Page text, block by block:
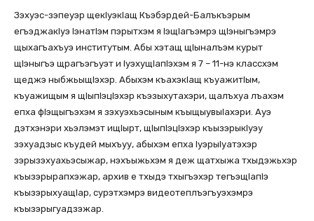
Зэхуэс-зэпеуэр щекIуэкIащ Къэбэрдей-Балъкъэрым
егъэджакIуэ IэнатIэм пэрытхэм я IэщIагъэмрэ щIэныгъэмрэ
щыхагъахъуэ институтым. Абы хэтащ щIыналъэм курыт
щIэныгъэ щрагъэгъуэт и IуэхущIапIэхэм я 7 – 11-нэ классхэм
щеджэ ныбжьыщIэхэр. Абыхэм къахэкIащ къуажитIым,
къуажищым я щIыпIэцIэхэр къэзыхутахэри, щалъхуа лъахэм
епха фIэщыгъэхэм я зэхуэхьэсыным къыщыувыIахэри. Ауэ
дэтхэнэри хьэлэмэт ищIырт, щIыпIэцIэхэр къызэрыкIуэу
зэхуадзыс къудей мыхъуу, абыхэм епха IуэрыIуатэхэр
зэрызэхуахьэсыжар, нэхъыжьхэм я деж щатхыжа тхыдэжьхэр
къызэрырапхэжар, архив е тхыдэ тхыгъэхэр тегъэщIапIэ
къызэрыхуащIар, сурэтхэмрэ видеотеплъэгъуэхэмрэ
къызэрыгуадзэжар.